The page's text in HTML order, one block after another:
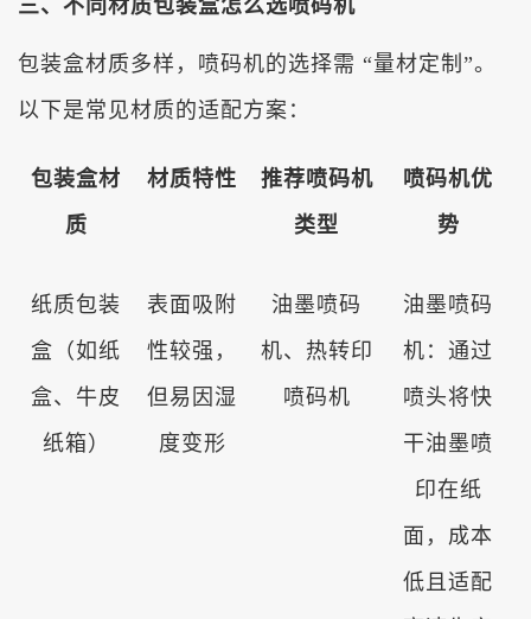
三、不同材质包装盒怎么选喷码机
包装盒材质多样，喷码机的选择需 “量材定制”。
以下是常见材质的适配方案：
包装盒材
质
材质特性
推荐喷码机
类型
喷码机优
势
纸质包装
盒（如纸
盒、牛皮
纸箱）
表面吸附
性较强，
但易因湿
度变形
油墨喷码
机、热转印
喷码机
油墨喷码
机：通过
喷头将快
干油墨喷
印在纸
面，成本
低且适配